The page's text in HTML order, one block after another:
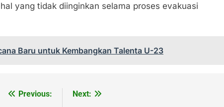
yang tidak diinginkan selama proses evakuasi
Baru untuk Kembangkan Talenta U-23
Previous:
Next: